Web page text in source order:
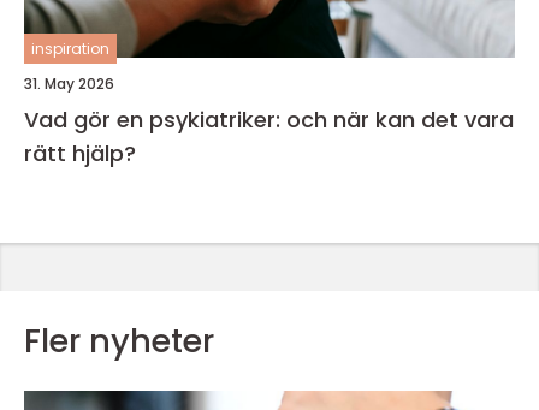
inspiration
31. May 2026
Vad gör en psykiatriker: och när kan det vara
rätt hjälp?
Fler nyheter